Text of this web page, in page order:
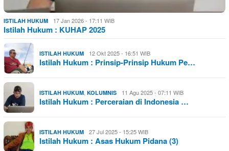
ISTILAH HUKUM 17 Jan 2026 - 17:11 WIB
Istilah Hukum : KUHAP 2025
ISTILAH HUKUM 12 Okt 2025 - 16:51 WIB
Istilah Hukum : Prinsip-Prinsip Hukum Pe…
ISTILAH HUKUM KOLUMNIS 11 Agu 2025 - 07:11 WIB
Istilah Hukum : Perceraian di Indonesia …
ISTILAH HUKUM 27 Jul 2025 - 15:25 WIB
Istilah Hukum : Asas Hukum Pidana (3)